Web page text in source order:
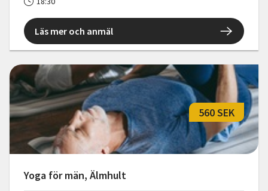
Läs mer och anmäl
Yoga för män, Älmhult
560 SEK